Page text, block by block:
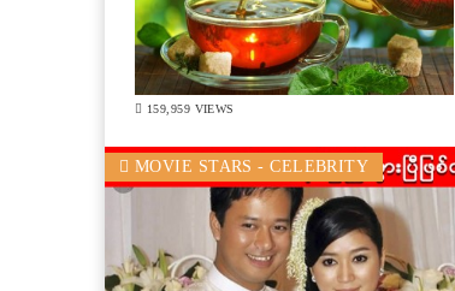
159,959 VIEWS
MOVIE STARS - CELEBRITY
Previous